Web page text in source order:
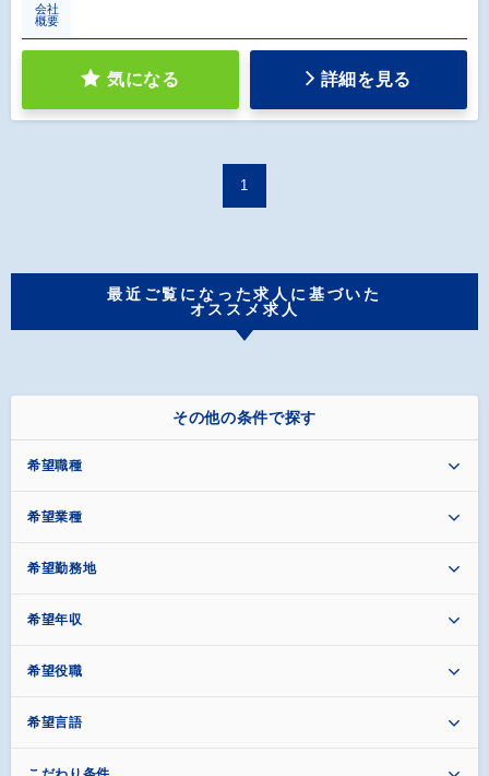
会社
概要
気になる 詳細を見る
1
最近ご覧になった求人に基づいた
オススメ求人
その他の条件で探す
希望職種
希望業種
希望勤務地
希望年収
希望役職
希望言語